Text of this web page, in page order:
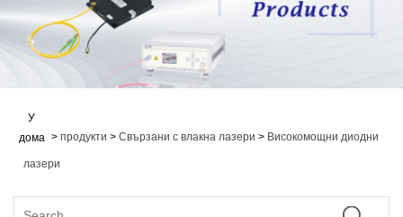
У
дома > продукти > Свързани с влакна лазери > Високомощни диодни
лазери